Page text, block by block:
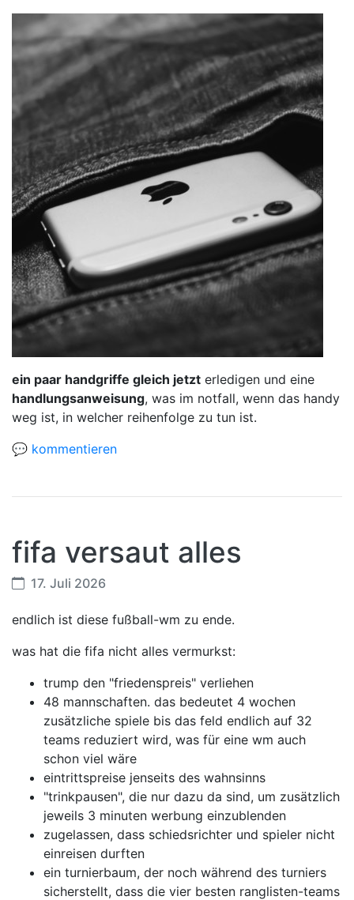
ein paar handgriffe gleich jetzt erledigen und eine
handlungsanweisung, was im notfall, wenn das handy
weg ist, in welcher reihenfolge zu tun ist.
💬 kommentieren
fifa versaut alles
17. Juli 2026
endlich ist diese fußball-wm zu ende.
was hat die fifa nicht alles vermurkst:
trump den "friedenspreis" verliehen
48 mannschaften. das bedeutet 4 wochen
zusätzliche spiele bis das feld endlich auf 32
teams reduziert wird, was für eine wm auch
schon viel wäre
eintrittspreise jenseits des wahnsinns
"trinkpausen", die nur dazu da sind, um zusätzlich
jeweils 3 minuten werbung einzublenden
zugelassen, dass schiedsrichter und spieler nicht
einreisen durften
ein turnierbaum, der noch während des turniers
sicherstellt, dass die vier besten ranglisten-teams